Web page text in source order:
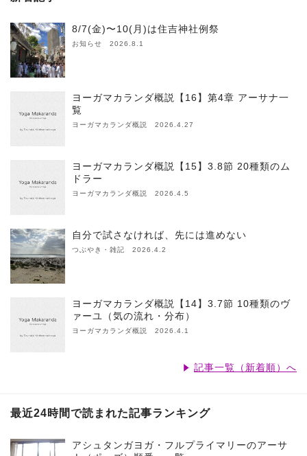
8/7(金)〜10(月)は住吉神社例祭
お知らせ 2026.8.1
ヨーガマカランダ概説【16】第4章 アーサナ一
覧
ヨーガマカランダ概説 2026.4.27
ヨーガマカランダ概説【15】3.8節 20種類のム
ドラー
ヨーガマカランダ概説 2026.4.5
自分で試さなければ、先には進めない
つぶやき・雑記 2026.4.2
ヨーガマカランダ概説【14】3.7節 10種類のヴ
ァーユ（気の流れ・分布）
ヨーガマカランダ概説 2026.4.1
記事一覧（新着順）へ
最近24時間で読まれた記事ランキング
アシュタンガヨガ・フルプライマリーのアーサ